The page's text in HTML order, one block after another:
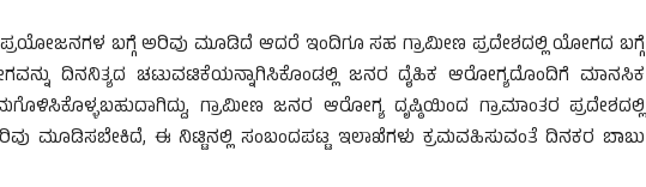
ಬಗ್ಗೆ ಅರಿವು ಮೂಡಿದೆ ಆದರೆ ಇಂದಿಗೂ ಸಹ ಗ್ರಾಮೀಣ ಪ್ರದೇಶದಲ್ಲಿ ಯೋಗದ ಬಗ್ಗೆ
ದಿನನಿತ್ಯದ ಚಟುವಟಿಕೆಯನ್ನಾಗಿಸಿಕೊಂಡಲ್ಲಿ ಜನರ ದೈಹಿಕ ಆರೋಗ್ಯದೊಂದಿಗೆ ಮಾನಸಿಕ
ಗ್ರಾಮೀಣ ಜನರ ಆರೋಗ್ಯ ದೃಷ್ಠಿಯಿಂದ ಗ್ರಾಮಾಂತರ ಪ್ರದೇಶದಲ್ಲಿ
ಮೂಡಿಸಬೇಕಿದೆ, ಈ ನಿಟ್ಟಿನಲ್ಲಿ ಸಂಬಂದಪಟ್ಟ ಇಲಾಖೆಗಳು ಕ್ರಮವಹಿಸುವಂತೆ ದಿನಕರ ಬಾಬು